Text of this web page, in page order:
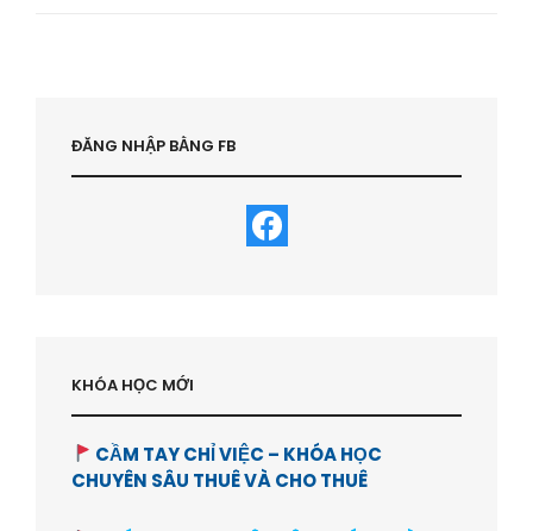
?
HVBDS.COM
ĐĂNG NHẬP BẰNG FB
KHÓA HỌC MỚI
CẦM TAY CHỈ VIỆC – KHÓA HỌC
CHUYÊN SÂU THUÊ VÀ CHO THUÊ